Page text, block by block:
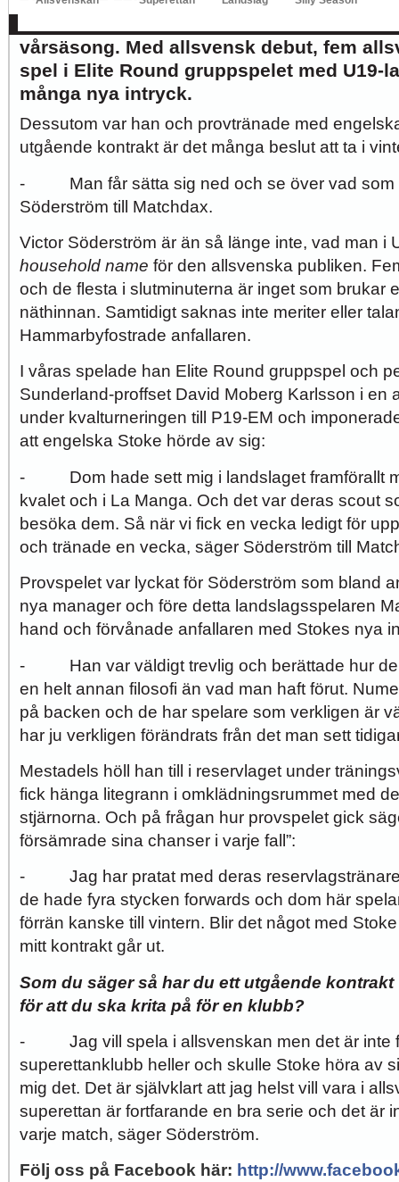
vårsäsong. Med allsvensk debut, fem
spel i Elite Round gruppspelet med U19-
många nya intryck.
Dessutom var han och provtränade med
utgående kontrakt är det många beslut att ta i
- Man får sätta sig ned och se över vad som
Söderström till Matchdax.
Victor Söderström är än så länge inte, vad man i
household name för den allsvenska publiken.
och de flesta i slutminuterna är inget som brukar
näthinnan. Samtidigt saknas inte meriter eller
Hammarbyfostrade anfallaren.
I våras spelade han Elite Round gruppspel och
Sunderland-proffset David Moberg Karlsson i en
under kvalturneringen till P19-EM och
att engelska Stoke hörde av sig:
- Dom hade sett mig i landslaget framförallt
kvalet och i La Manga. Och det var deras scout
besöka dem. Så när vi fick en vecka ledigt för
och tränade en vecka, säger Söderström till
Provspelet var lyckat för Söderström som bland
nya manager och före detta landslagsspelaren
hand och förvånade anfallaren med Stokes nya
- Han var väldigt trevlig och berättade hur de
en helt annan filosofi än vad man haft förut.
på backen och de har spelare som verkligen är
har ju verkligen förändrats från det man sett
Mestadels höll han till i reservlaget under
fick hänga litegrann i omklädningsrummet med
stjärnorna. Och på frågan hur provspelet gick
försämrade sina chanser i varje fall”:
- Jag har pratat med deras reservlagstränare
de hade fyra stycken forwards och dom här
förrän kanske till vintern. Blir det något med
mitt kontrakt går ut.
Som du säger så har du ett utgående
för att du ska krita på för en klubb?
- Jag vill spela i allsvenskan men det är inte
superettanklubb heller och skulle Stoke höra av
mig det. Det är självklart att jag helst vill vara i
superettan är fortfarande en bra serie och det är
varje match, säger Söderström.
Följ oss på Facebook här: http://